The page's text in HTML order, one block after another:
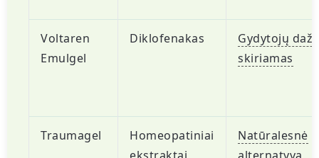
Voltaren
Emulgel
Diklofenakas
Gydytojų
skiriamas
Traumagel
Homeopatiniai
Natūralesnė